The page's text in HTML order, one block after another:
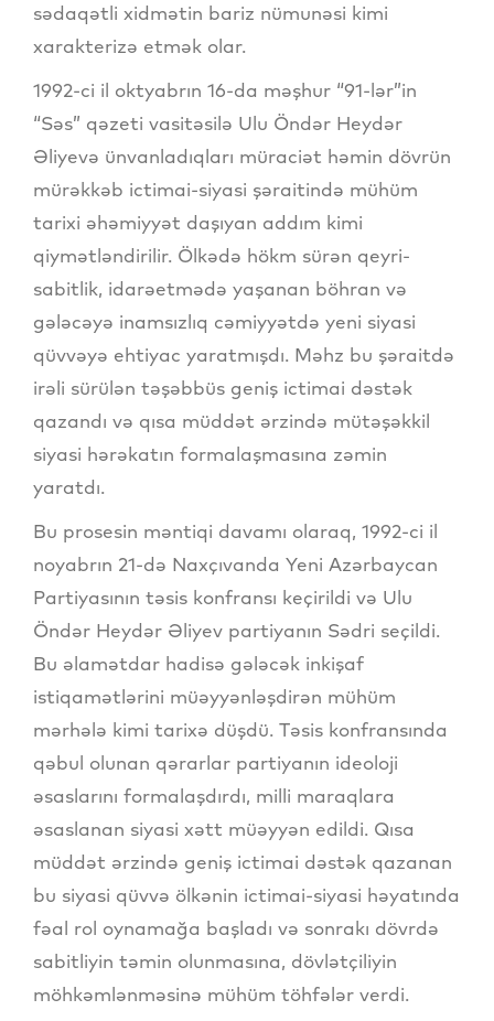
sədaqətli xidmətin bariz nümunəsi kimi
xarakterizə etmək olar.
1992-ci il oktyabrın 16-da məşhur “91-lər”in
“Səs” qəzeti vasitəsilə Ulu Öndər Heydər
Əliyevə ünvanladıqları müraciət həmin dövrün
mürəkkəb ictimai-siyasi şəraitində mühüm
tarixi əhəmiyyət daşıyan addım kimi
qiymətləndirilir. Ölkədə hökm sürən qeyri-
sabitlik, idarəetmədə yaşanan böhran və
gələcəyə inamsızlıq cəmiyyətdə yeni siyasi
qüvvəyə ehtiyac yaratmışdı. Məhz bu şəraitdə
irəli sürülən təşəbbüs geniş ictimai dəstək
qazandı və qısa müddət ərzində mütəşəkkil
siyasi hərəkatın formalaşmasına zəmin
yaratdı.
Bu prosesin məntiqi davamı olaraq, 1992-ci il
noyabrın 21-də Naxçıvanda Yeni Azərbaycan
Partiyasının təsis konfransı keçirildi və Ulu
Öndər Heydər Əliyev partiyanın Sədri seçildi.
Bu əlamətdar hadisə gələcək inkişaf
istiqamətlərini müəyyənləşdirən mühüm
mərhələ kimi tarixə düşdü. Təsis konfransında
qəbul olunan qərarlar partiyanın ideoloji
əsaslarını formalaşdırdı, milli maraqlara
əsaslanan siyasi xətt müəyyən edildi. Qısa
müddət ərzində geniş ictimai dəstək qazanan
bu siyasi qüvvə ölkənin ictimai-siyasi həyatında
fəal rol oynamağa başladı və sonrakı dövrdə
sabitliyin təmin olunmasına, dövlətçiliyin
möhkəmlənməsinə mühüm töhfələr verdi.